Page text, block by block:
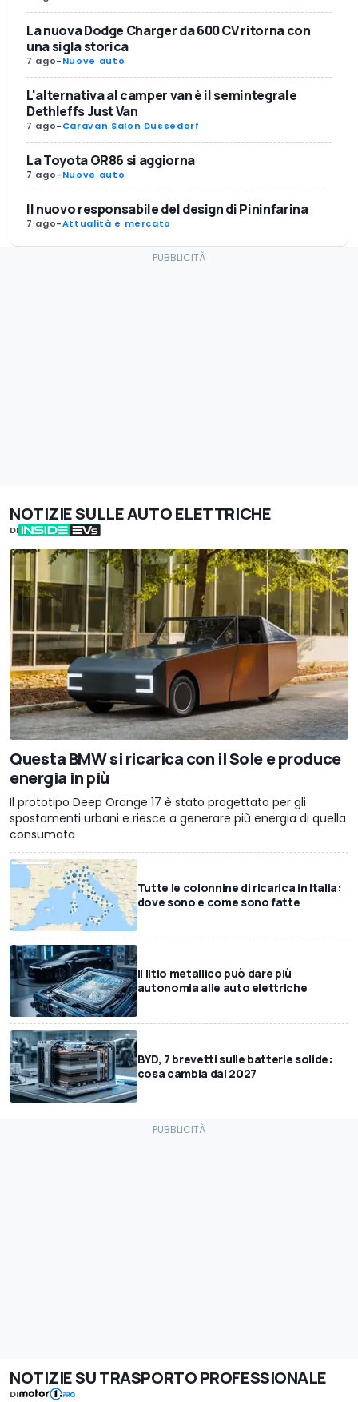
La nuova Dodge Charger da 600 CV ritorna con
una sigla storica
7 ago-Nuove auto
L'alternativa al camper van è il semintegrale
Dethleffs Just Van
7 ago-Caravan Salon Dussedorf
La Toyota GR86 si aggiorna
7 ago-Nuove auto
Il nuovo responsabile del design di Pininfarina
7 ago-Attualità e mercato
NOTIZIE SULLE AUTO ELETTRICHE
DI
Questa BMW si ricarica con il Sole e produce
energia in più
Il prototipo Deep Orange 17 è stato progettato per gli
spostamenti urbani e riesce a generare più energia di quella
consumata
Tutte le colonnine di ricarica in Italia:
dove sono e come sono fatte
Il litio metallico può dare più
autonomia alle auto elettriche
BYD, 7 brevetti sulle batterie solide:
cosa cambia dal 2027
NOTIZIE SU TRASPORTO PROFESSIONALE
DI